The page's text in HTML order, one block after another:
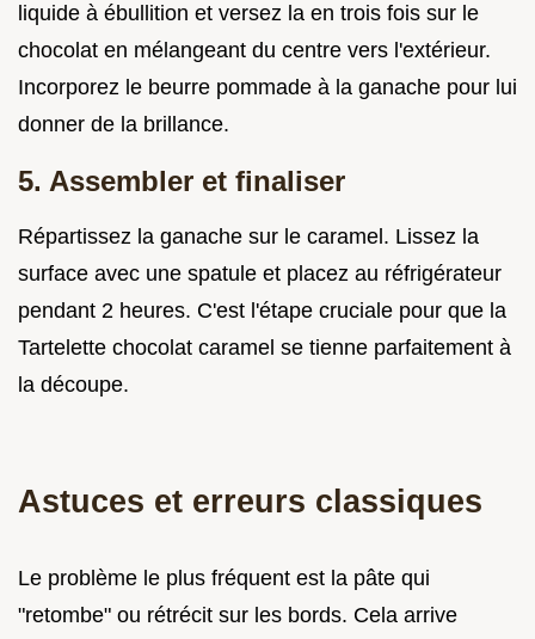
liquide à ébullition et versez la en trois fois sur le
chocolat en mélangeant du centre vers l'extérieur.
Incorporez le beurre pommade à la ganache pour lui
donner de la brillance.
5. Assembler et finaliser
Répartissez la ganache sur le caramel. Lissez la
surface avec une spatule et placez au réfrigérateur
pendant 2 heures. C'est l'étape cruciale pour que la
Tartelette chocolat caramel se tienne parfaitement à
la découpe.
Astuces et erreurs classiques
Le problème le plus fréquent est la pâte qui
"retombe" ou rétrécit sur les bords. Cela arrive